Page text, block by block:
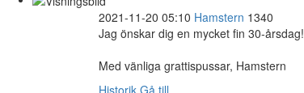
2021-11-20 05:10 Hamstern 1340
Jag önskar dig en mycket fin 30-årsdag!
Med vänliga grattispussar, Hamstern